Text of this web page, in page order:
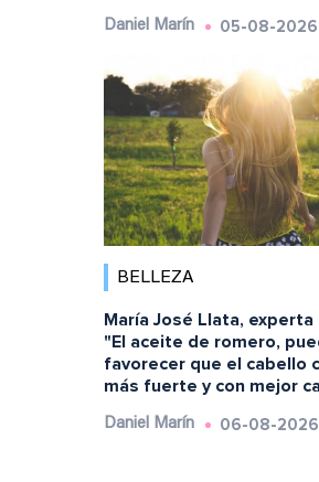
Daniel Marín 05-08-2026
BELLEZA
María José Llata, experta
"El aceite de romero,
favorecer que el cabello
más fuerte y con mejor
Daniel Marín 06-08-2026